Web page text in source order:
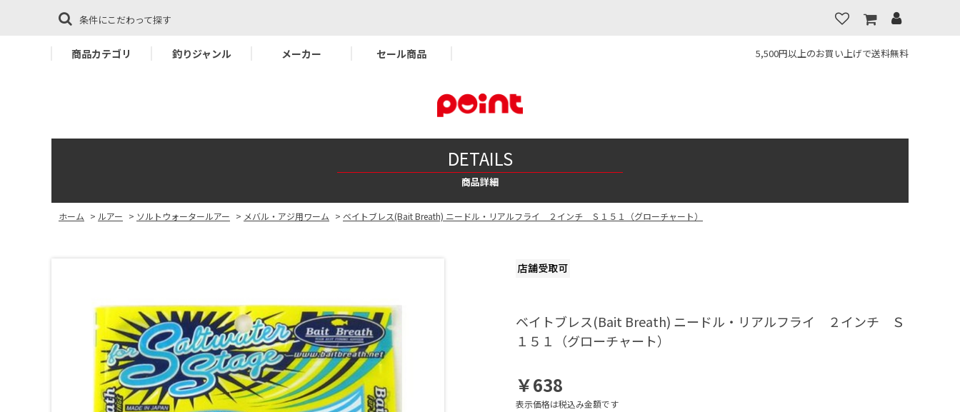
条件にこだわって探す
商品カテゴリ 釣りジャンル メーカー セール商品 5,500円以上のお買い上げで送料無料
DETAILS
商品詳細
ホーム > ルアー > ソルトウォータールアー > メバル・アジ用ワーム > ベイトブレス(Bait Breath) ニードル・リアルフライ ２インチ Ｓ１５１（グローチャート）
ベイトブレス(Bait Breath) ニードル・リアルフライ ２インチ Ｓ
１５１（グローチャート）
￥638
表示価格は税込み金額です